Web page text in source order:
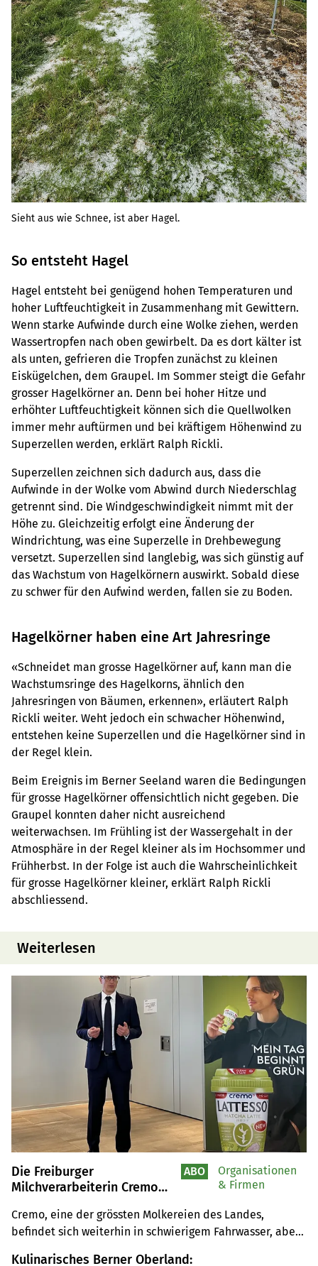
Sieht aus wie Schnee, ist aber Hagel.
So entsteht Hagel
Hagel entsteht bei genügend hohen Temperaturen und
hoher Luftfeuchtigkeit in Zusammenhang mit Gewittern.
Wenn starke Aufwinde durch eine Wolke ziehen, werden
Wassertropfen nach oben gewirbelt. Da es dort kälter ist
als unten, gefrieren die Tropfen zunächst zu kleinen
Eiskügelchen, dem Graupel. Im Sommer steigt die Gefahr
grosser Hagelkörner an. Denn bei hoher Hitze und
erhöhter Luftfeuchtigkeit können sich die Quellwolken
immer mehr auftürmen und bei kräftigem Höhenwind zu
Superzellen werden, erklärt Ralph Rickli.
Superzellen zeichnen sich dadurch aus, dass die
Aufwinde in der Wolke vom Abwind durch Niederschlag
getrennt sind. Die Windgeschwindigkeit nimmt mit der
Höhe zu. Gleichzeitig erfolgt eine Änderung der
Windrichtung, was eine Superzelle in Drehbewegung
versetzt. Superzellen sind langlebig, was sich günstig auf
das Wachstum von Hagelkörnern auswirkt. Sobald diese
zu schwer für den Aufwind werden, fallen sie zu Boden.
Hagelkörner haben eine Art Jahresringe
«Schneidet man grosse Hagelkörner auf, kann man die
Wachstumsringe des Hagelkorns, ähnlich den
Jahresringen von Bäumen, erkennen», erläutert Ralph
Rickli weiter. Weht jedoch ein schwacher Höhenwind,
entstehen keine Superzellen und die Hagelkörner sind in
der Regel klein.
Beim Ereignis im Berner Seeland waren die Bedingungen
für grosse Hagelkörner offensichtlich nicht gegeben. Die
Graupel konnten daher nicht ausreichend
weiterwachsen. Im Frühling ist der Wassergehalt in der
Atmosphäre in der Regel kleiner als im Hochsommer und
Frühherbst. In der Folge ist auch die Wahrscheinlichkeit
für grosse Hagelkörner kleiner, erklärt Ralph Rickli
abschliessend.
Weiterlesen
Die Freiburger
Milchverarbeiterin Cremo
Cremo, eine der grössten Molkereien des Landes,
befindet sich weiterhin in schwierigem Fahrwasser, aber
ABO
Organisationen
& Firmen
Kulinarisches Berner Oberland: